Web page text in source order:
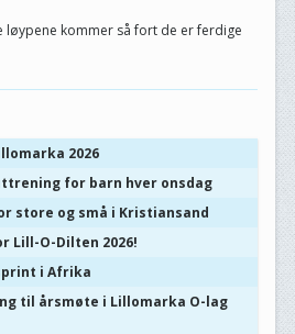
løypene kommer så fort de er ferdige
2026
for barn hver onsdag
store og små i Kristiansand
Lill-O-Dilten 2026!
i Afrika
til årsmøte i Lillomarka O-lag